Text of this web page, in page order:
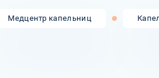
Медцентр капельниц